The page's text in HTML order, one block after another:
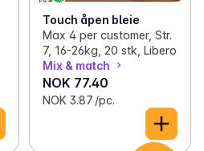
Touch åpen bleie
Max 4 per customer, Str.
7, 16-26kg, 20 stk, Libero
Mix & match
NOK 77.40
NOK 3.87 /pc.